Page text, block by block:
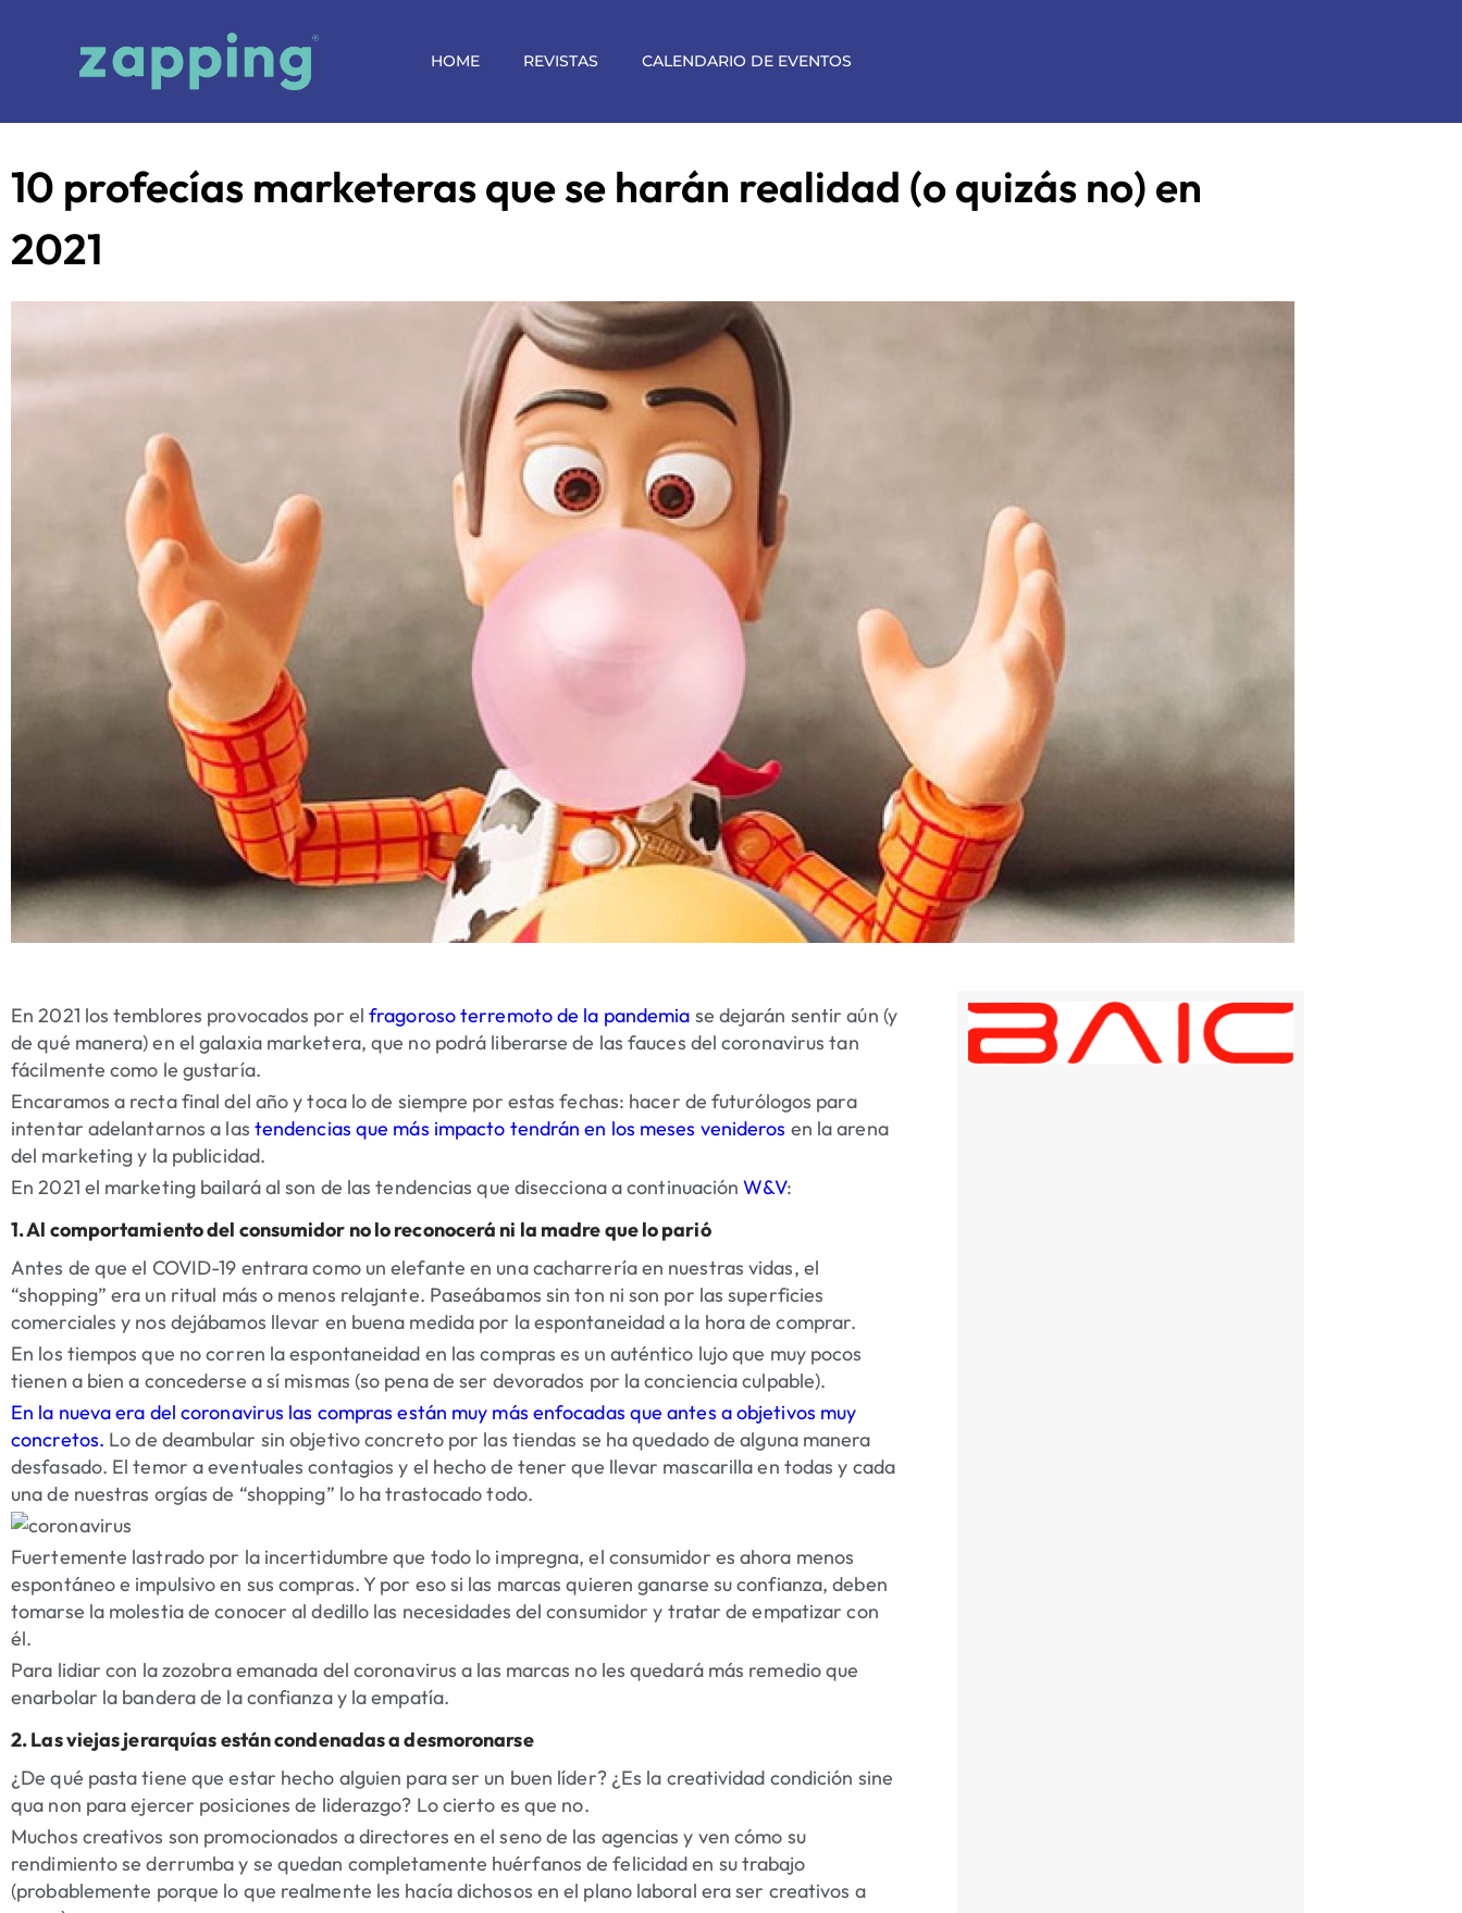
HOME REVISTAS CALENDARIO DE EVENTOS
10 profecías marketeras que se harán realidad (o quizás no) en
2021
En 2021 los temblores provocados por elfragoroso terremoto de la pandemia se dejarán sentir aún (y
de qué manera) en el galaxia marketera, que no podrá liberarse de las fauces del coronavirus tan
fácilmente como le gustaría.
Encaramos a recta final del año y toca lo de siempre por estas fechas: hacer de futurólogos para
intentar adelantarnos a las tendencias que más impacto tendrán en los meses venideros en la arena
del marketing y la publicidad.
En 2021 el marketing bailará al son de lastendencias que disecciona a continuaciónW&V:
1. Al comportamiento del consumidor no lo reconocerá ni la madre que lo parió
Antes de que el COVID-19 entrara como un elefante en una cacharrería en nuestras vidas, el
“shopping” era un ritual más o menos relajante. Paseábamos sin ton ni son por las superficies
comerciales y nos dejábamos llevar en buena medida por la espontaneidad a la hora de comprar.
En los tiempos que no corren la espontaneidad en las compras es un auténtico lujo que muy pocos
tienen a bien a concederse a sí mismas (so pena de ser devorados por la conciencia culpable).
En la nueva era del coronavirus las compras están muy más enfocadas que antes a objetivos muy
concretos. Lo de deambular sin objetivo concreto por las tiendas se ha quedado de alguna manera
desfasado. El temor a eventuales contagios y el hecho de tener que llevar mascarilla en todas y cada
una de nuestras orgías de “shopping” lo ha trastocado todo.
Fuertemente lastrado por la incertidumbre que todo lo impregna, el consumidor es ahora menos
espontáneo e impulsivo en sus compras. Y por eso si las marcas quieren ganarse su confianza, deben
tomarse la molestia de conocer al dedillo las necesidades del consumidor y tratar de empatizar con
él.
Para lidiar con la zozobra emanada del coronavirus a las marcas no les quedará más remedio que
enarbolar la bandera de la confianza y la empatía.
2. Las viejas jerarquías están condenadas a desmoronarse
¿De qué pasta tiene que estar hecho alguien para ser un buen líder? ¿Es la creatividad condición sine
qua non para ejercer posiciones de liderazgo? Lo cierto es que no.
Muchos creativos son promocionados a directores en el seno de las agencias y ven cómo su
rendimiento se derrumba y se quedan completamente huérfanos de felicidad en su trabajo
(probablemente porque lo que realmente les hacía dichosos en el plano laboral era ser creativos a